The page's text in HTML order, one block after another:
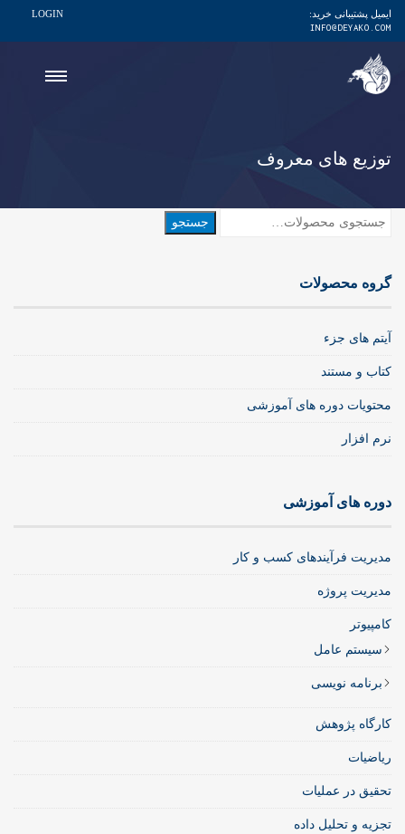
ایمیل پشتیبانی خرید:
INFO@DEYAKO.COM
LOGIN
توزیع های معروف
جستجو
گروه محصولات
آیتم های جزء
کتاب و مستند
محتویات دوره های آموزشی
نرم افزار
دوره های آموزشی
مدیریت فرآیندهای کسب و کار
مدیریت پروژه
کامپیوتر
سیستم عامل
برنامه نویسی
کارگاه پژوهش
ریاضیات
تحقیق در عملیات
تجزیه و تحلیل داده